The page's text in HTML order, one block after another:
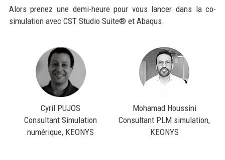
Alors prenez une demi-heure pour vous lancer dans la co-
simulation avec CST Studio Suite® et Abaqus.
Cyril PUJOS
Consultant Simulation
numérique, KEONYS
Mohamad Houssini
Consultant PLM simulation,
KEONYS